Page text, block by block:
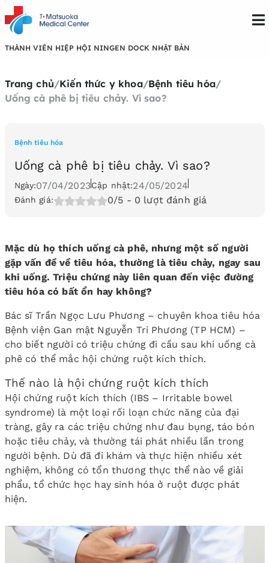
THÀNH VIÊN HIỆP HỘI NINGEN DOCK NHẬT BẢN
Trang chủ/Kiến thức y khoa/Bệnh tiêu hóa/
Uống cà phê bị tiêu chảy. Vì sao?
Bệnh tiêu hóa
Uống cà phê bị tiêu chảy. Vì sao?
Ngày:07/04/2023Cập nhật:24/05/2024
Đánh giá: 0/5 - 0 lượt đánh giá
Mặc dù họ thích uống cà phê, nhưng một số người
gặp vấn đề về tiêu hóa, thường là tiêu chảy, ngay sau
khi uống. Triệu chứng này liên quan đến việc đường
tiêu hóa có bất ổn hay không?
Bác sĩ Trần Ngọc Lưu Phương – chuyên khoa tiêu hóa
Bệnh viện Gan mật Nguyễn Tri Phương (TP HCM) –
cho biết người có triệu chứng đi cầu sau khi uống cà
phê có thể mắc hội chứng ruột kích thích.
Thế nào là hội chứng ruột kích thích
Hội chứng ruột kích thích (IBS – Irritable bowel
syndrome) là một loại rối loạn chức năng của đại
tràng, gây ra các triệu chứng như đau bụng, táo bón
hoặc tiêu chảy, và thường tái phát nhiều lần trong
người bệnh. Dù đã đi khám và thực hiện nhiều xét
nghiệm, không có tổn thương thực thể nào về giải
phẩu, tổ chức học hay sinh hóa ở ruột được phát
hiện.